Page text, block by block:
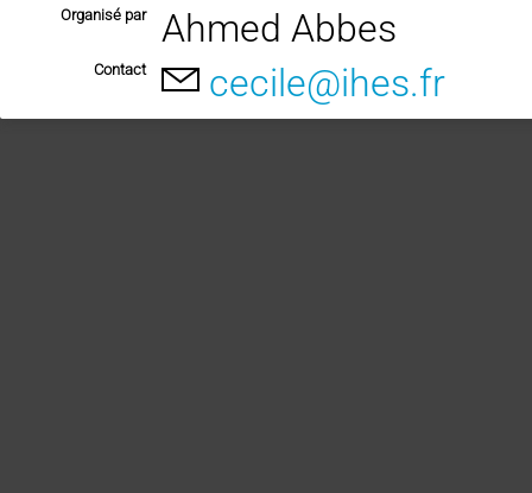
Organisé par Ahmed Abbes
Contact cecile@ihes.fr